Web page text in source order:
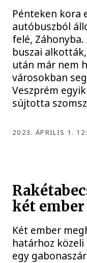
Pénteken kora
autóbuszból
felé,
buszai
után már nem
városokban
Veszprém
sújtotta
2023. ÁPRILIS 1.
két
Két ember
határhoz
egy